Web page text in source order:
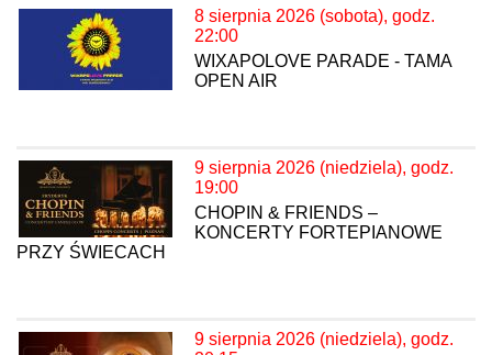
8 sierpnia 2026 (sobota), godz.
22:00
WIXAPOLOVE PARADE - TAMA
OPEN AIR
9 sierpnia 2026 (niedziela), godz.
19:00
CHOPIN & FRIENDS –
KONCERTY FORTEPIANOWE
PRZY ŚWIECACH
9 sierpnia 2026 (niedziela), godz.